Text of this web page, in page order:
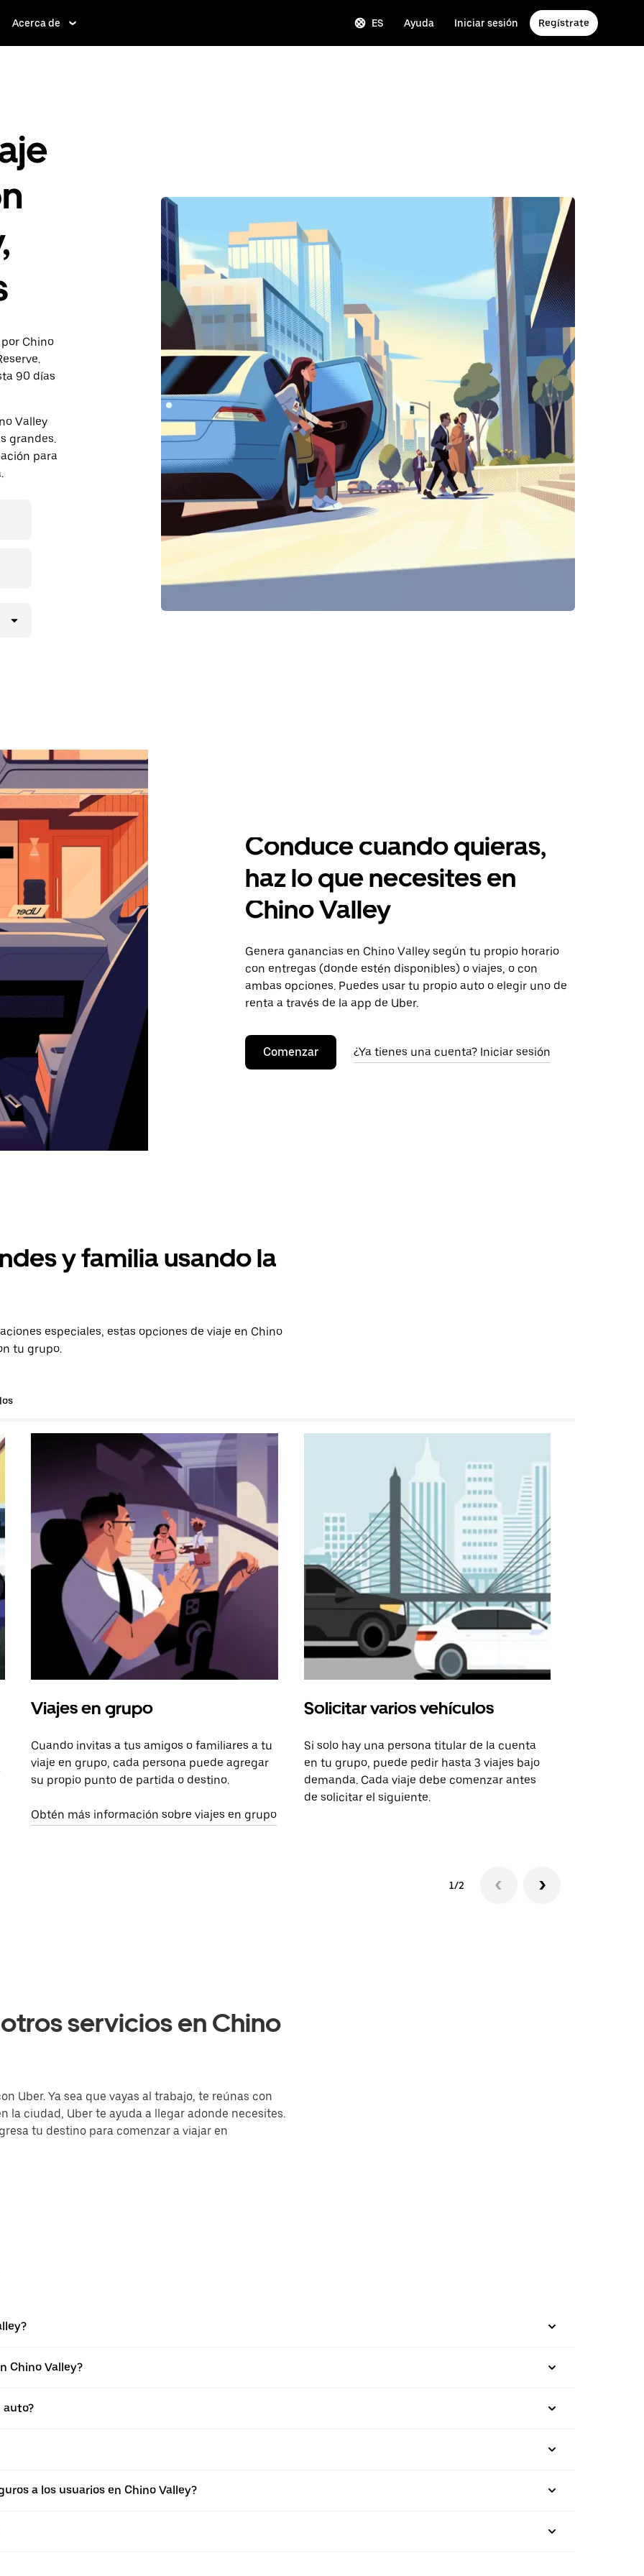
Acerca de ES Ayuda Iniciar sesión Regístrate
Chino
90 días
Valley
grandes.
para
Conduce cuando quieras,
haz lo que necesites en
Chino Valley
Genera ganancias en Chino Valley según tu propio horario
con entregas (donde estén disponibles) o viajes, o con
ambas opciones. Puedes usar tu propio auto o elegir uno de
renta a través de la app de Uber.
Comenzar ¿Ya tienes una cuenta? Iniciar sesión
y familia usando la
especiales, estas opciones de viaje en Chino
tu grupo.
Viajes en grupo
Cuando invitas a tus amigos o familiares a tu
viaje en grupo, cada persona puede agregar
su propio punto de partida o destino.
Obtén más información sobre viajes en grupo
Solicitar varios vehículos
Si solo hay una persona titular de la cuenta
en tu grupo, puede pedir hasta 3 viajes bajo
demanda. Cada viaje debe comenzar antes
de solicitar el siguiente.
1/2
servicios en Chino
Uber. Ya sea que vayas al trabajo, te reúnas con
la ciudad, Uber te ayuda a llegar adonde necesites.
tu destino para comenzar a viajar en
Chino Valley?
auto?
a los usuarios en Chino Valley?